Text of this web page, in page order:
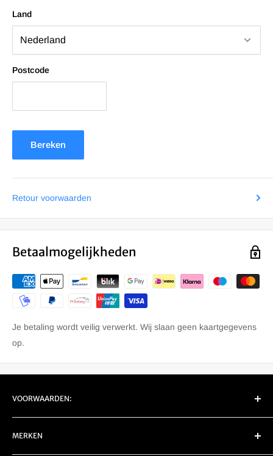
Land
Postcode
Bereken
Retour voorwaarden
Betaalmogelijkheden
Je betaling wordt veilig verwerkt. Wij slaan geen kaartgegevens
op.
VOORWAARDEN:
EU Retour/ Garantie
Privacy
MERKEN